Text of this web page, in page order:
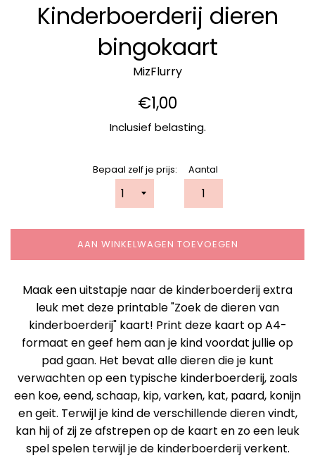
Kinderboerderij dieren
bingokaart
MizFlurry
Normale
€1,00
Inclusief belasting.
Bepaal zelf je prijs: Aantal
AAN WINKELWAGEN TOEVOEGEN
Maak een uitstapje naar de kinderboerderij extra
leuk met deze printable "Zoek de dieren van
kinderboerderij" kaart! Print deze kaart op A4-
formaat en geef hem aan je kind voordat jullie op
pad gaan. Het bevat alle dieren die je kunt
verwachten op een typische kinderboerderij, zoals
een koe, eend, schaap, kip, varken, kat, paard, konijn
en geit. Terwijl je kind de verschillende dieren vindt,
kan hij of zij ze afstrepen op de kaart en zo een leuk
spel spelen terwijl je de kinderboerderij verkent.